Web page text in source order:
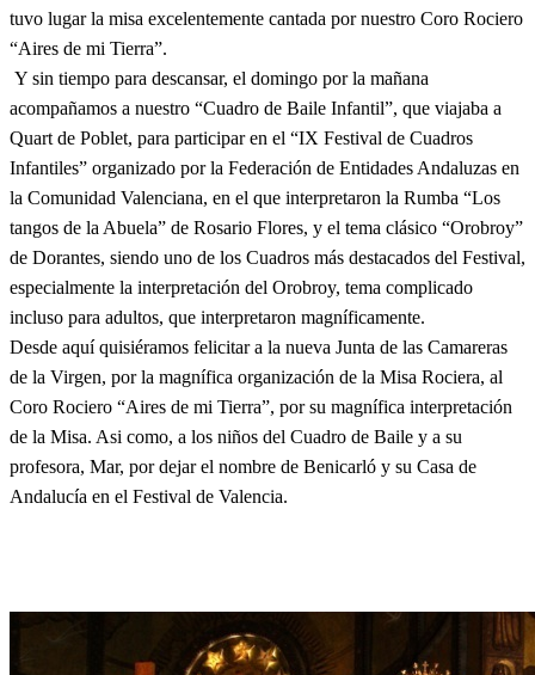
tuvo lugar la misa excelentemente cantada por nuestro Coro Rociero
“Aires de mi Tierra”.
Y sin tiempo para descansar, el domingo por la mañana
acompañamos a nuestro “Cuadro de Baile Infantil”, que viajaba a
Quart de Poblet, para participar en el “IX Festival de Cuadros
Infantiles” organizado por la Federación de Entidades Andaluzas en
la Comunidad Valenciana, en el que interpretaron la Rumba “Los
tangos de la Abuela” de Rosario Flores, y el tema clásico “Orobroy”
de Dorantes, siendo uno de los Cuadros más destacados del Festival,
especialmente la interpretación del Orobroy, tema complicado
incluso para adultos, que interpretaron magníficamente.
Desde aquí quisiéramos felicitar a la nueva Junta de las Camareras
de la Virgen, por la magnífica organización de la Misa Rociera, al
Coro Rociero “Aires de mi Tierra”, por su magnífica interpretación
de la Misa. Asi como, a los niños del Cuadro de Baile y a su
profesora, Mar, por dejar el nombre de Benicarló y su Casa de
Andalucía en el Festival de Valencia.